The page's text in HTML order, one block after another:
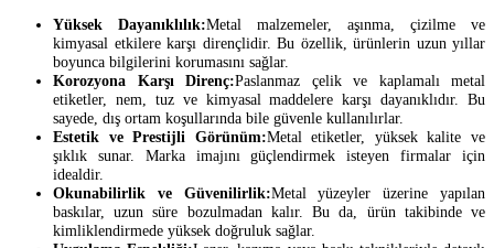
Yüksek Dayanıklılık:Metal malzemeler, aşınma, çizilme ve
kimyasal etkilere karşı dirençlidir. Bu özellik, ürünlerin uzun yıllar
boyunca bilgilerini korumasını sağlar.
Korozyona Karşı Direnç:Paslanmaz çelik ve kaplamalı metal
etiketler, nem, tuz ve kimyasal maddelere karşı dayanıklıdır. Bu
sayede, dış ortam koşullarında bile güvenle kullanılırlar.
Estetik ve Prestijli Görünüm:Metal etiketler, yüksek kalite ve
şıklık sunar. Marka imajını güçlendirmek isteyen firmalar için
idealdir.
Okunabilirlik ve Güvenilirlik:Metal yüzeyler üzerine yapılan
baskılar, uzun süre bozulmadan kalır. Bu da, ürün takibinde ve
kimliklendirmede yüksek doğruluk sağlar.